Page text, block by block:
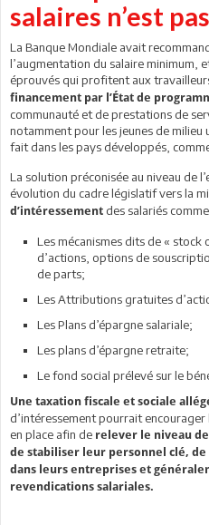
salaires n’est
La Banque Mondiale avait
l’augmentation du salaire minimum,
éprouvés qui profitent aux
financement par l’État de
communauté et de prestations de
notamment pour les jeunes de milieu
fait dans les pays développés,
La solution préconisée au niveau de
évolution du cadre législatif vers la
d’intéressement des salariés
Les mécanismes dits de «
d’actions, options de
de parts;
Les Attributions gratuites
Les Plans d’épargne salariale;
Les plans d’épargne retraite;
Le fond social prélevé sur le
Une taxation fiscale et sociale
d’intéressement pourrait
en place afin de relever le niveau
de stabiliser leur personnel clé, de
dans leurs entreprises et
revendications salariales.